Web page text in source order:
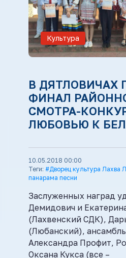
Культура
В ДЯТЛОВИЧАХ
ФИНАЛ
СМОТРА-
ЛЮБОВЬЮ К
10.05.2018 00:00
Теги: #Дворец культура Лахва
панарама песни
Заслуженных наград
Демидович и
(Лахвенский СДК),
(Любанский), ансамбль
Александра Профит,
Оксана Кукса (все –